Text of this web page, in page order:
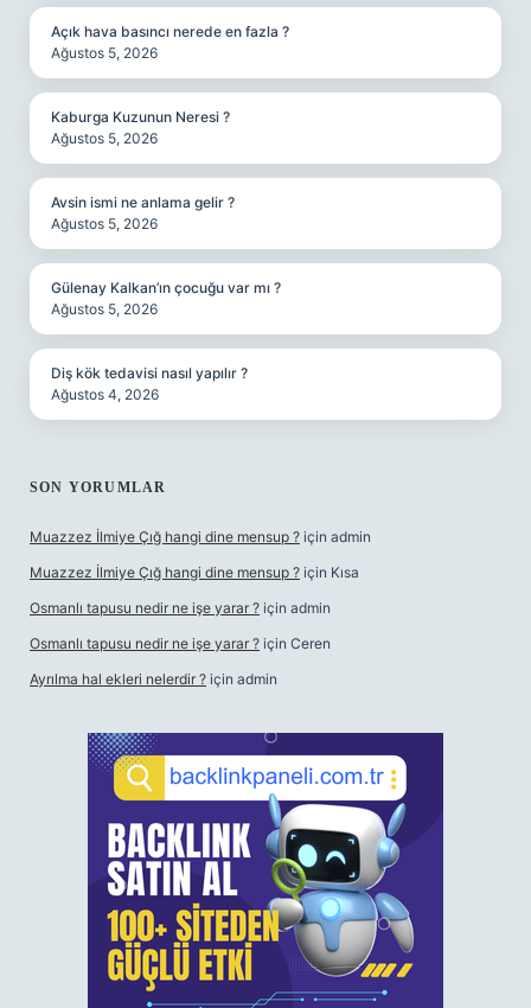
Açık hava basıncı nerede en fazla ?
Ağustos 5, 2026
Kaburga Kuzunun Neresi ?
Ağustos 5, 2026
Avsin ismi ne anlama gelir ?
Ağustos 5, 2026
Gülenay Kalkan’ın çocuğu var mı ?
Ağustos 5, 2026
Diş kök tedavisi nasıl yapılır ?
Ağustos 4, 2026
SON YORUMLAR
Muazzez İlmiye Çığ hangi dine mensup ? için admin
Muazzez İlmiye Çığ hangi dine mensup ? için Kısa
Osmanlı tapusu nedir ne işe yarar ? için admin
Osmanlı tapusu nedir ne işe yarar ? için Ceren
Ayrılma hal ekleri nelerdir ? için admin